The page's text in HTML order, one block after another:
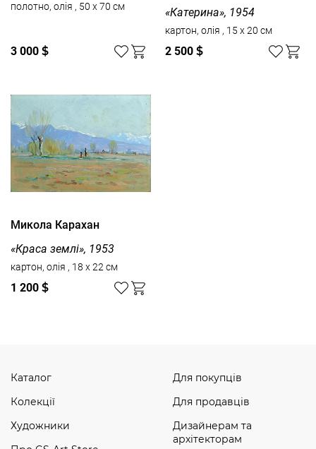
полотно, олія , 50 x 70 см
3 000 $
«Катерина», 1954
картон, олія , 15 x 20 см
2 500 $
Микола Карахан
«Краса землі», 1953
картон, олія , 18 x 22 см
1 200 $
Каталог
Колекції
Художники
Для покупців
Для продавців
Дизайнерам та
архітекторам